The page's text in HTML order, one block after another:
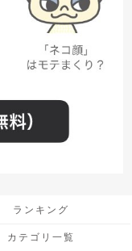
ランキング
カテゴリ一覧